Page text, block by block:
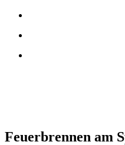
Feuerbrennen am